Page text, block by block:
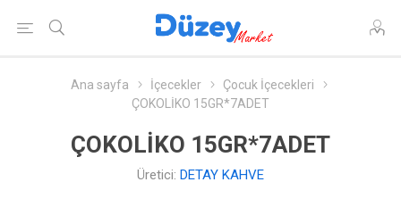
Ana sayfa İçecekler
Çocuk İçecekleri
ÇOKOLİKO 15GR*7ADET
ÇOKOLİKO 15GR*7ADET
Üretici: DETAY KAHVE